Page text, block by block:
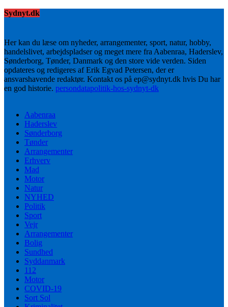
Sydnyt.dk
Her kan du læse om nyheder, arrangementer, sport, natur, hobby,
handelslivet, arbejdspladser og meget mere fra Aabenraa, Haderslev,
Sønderborg, Tønder, Danmark og den store vide verden. Siden
opdateres og redigeres af Erik Egvad Petersen, der er
ansvarshavende redaktør. Kontakt os på ep@sydnyt.dk hvis Du har
en god historie. persondatapolitik-hos-sydnyt-dk
Aabenraa
Haderslev
Sønderborg
Tønder
Arrangementer
Erhverv
Mad
Motor
Natur
NYHED
Politik
Sport
Vejr
Arrangementer
Bolig
Sundhed
Syddanmark
112
Motor
COVID-19
Sort Sol